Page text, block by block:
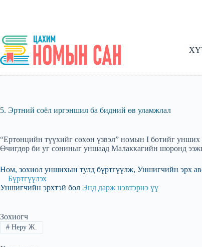
5. Эртний соёл иргэншил ба бидний өв уламжлал
“Ертөнцийн түүхийг сөхөн үзвэл” номын I ботийг унших
Өчигдөр би уг сониныг уншаад Малаккагийн шоронд
Ном, зохиол уншихын тулд бүртгүүлж, Уншигчийн эрх
Бүртгүүлэх
Уншигчийн эрхтэй бол Энд дарж нэвтэрнэ үү
Зохиогч
#Неру Ж.